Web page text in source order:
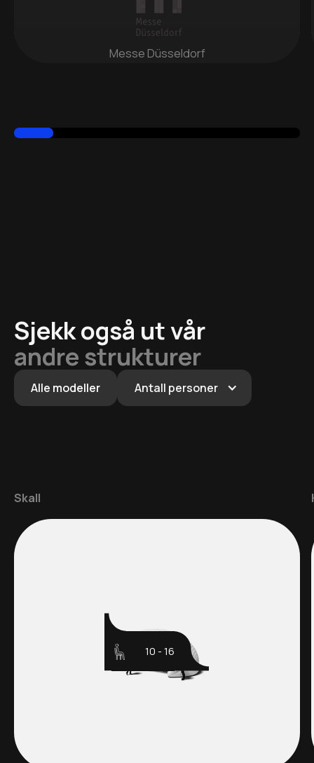
Messe Düsseldorf
Sjekk også ut vår
andre strukturer
Alle modeller Antall personer
Skall
10 - 16